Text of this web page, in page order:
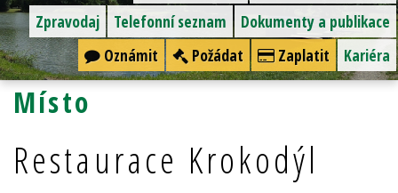
Dokumenty a publikace
Telefonní seznam
Zpravodaj
Kariéra
Zaplatit
Požádat
Oznámit
Místo
Restaurace Krokodýl